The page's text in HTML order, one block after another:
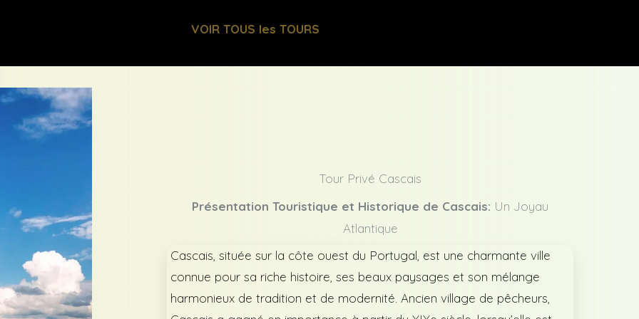
VOIR TOUS les TOURS
Tour Privé Cascais
Présentation Touristique et Historique de Cascais: Un Joyau
Atlantique
Cascais, située sur la côte ouest du Portugal, est une charmante ville
connue pour sa riche histoire, ses beaux paysages et son mélange
harmonieux de tradition et de modernité. Ancien village de pêcheurs,